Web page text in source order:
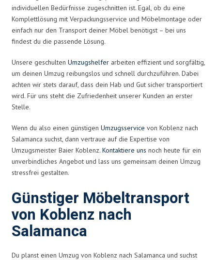
individuellen Bedürfnisse zugeschnitten ist. Egal, ob du eine
Komplettlösung mit Verpackungsservice und Möbelmontage oder
einfach nur den Transport deiner Möbel benötigst – bei uns
findest du die passende Lösung.
Unsere geschulten Umzugshelfer arbeiten effizient und sorgfältig,
um deinen Umzug reibungslos und schnell durchzuführen. Dabei
achten wir stets darauf, dass dein Hab und Gut sicher transportiert
wird. Für uns steht die Zufriedenheit unserer Kunden an erster
Stelle.
Wenn du also einen günstigen Umzugsservice von Koblenz nach
Salamanca suchst, dann vertraue auf die Expertise von
Umzugsmeister Baier Koblenz. Kontaktiere uns noch heute für ein
unverbindliches Angebot und lass uns gemeinsam deinen Umzug
stressfrei gestalten.
Günstiger Möbeltransport
von Koblenz nach
Salamanca
Du planst einen Umzug von Koblenz nach Salamanca und suchst